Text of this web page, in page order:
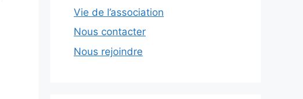
Vie de l’association
Nous contacter
Nous rejoindre